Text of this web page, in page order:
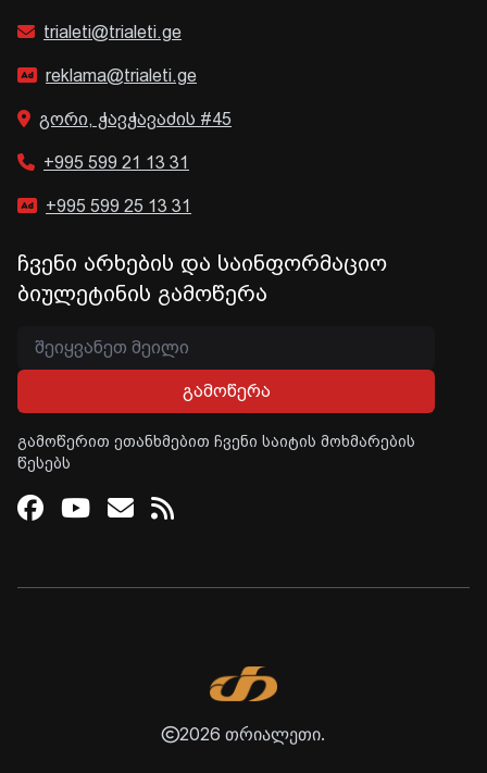
trialeti@trialeti.ge
reklama@trialeti.ge
გორი, ჭავჭავაძის #45
+995 599 21 13 31
+995 599 25 13 31
ჩვენი არხების და საინფორმაციო
ბიულეტინის გამოწერა
გამოწერა
გამოწერით ეთანხმებით ჩვენი საიტის მოხმარების
წესებს
Facebook
Youtube
Email
RSS
2026 თრიალეთი.